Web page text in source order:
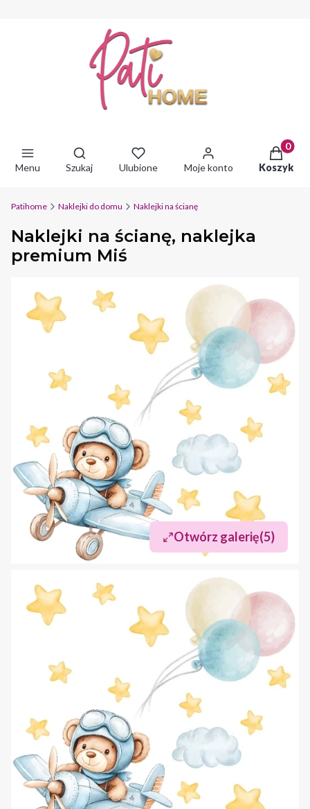
Menu
Otwórz wyszukiwarkę
Szukaj Ulubione Moje konto Koszyk
Patihome Naklejki do domu Naklejki na ścianę
Naklejki na ścianę, naklejka
premium Miś
Otwórz galerię(5)